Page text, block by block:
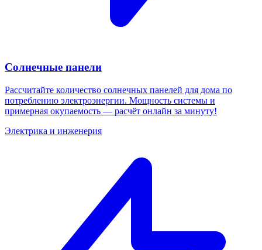
Солнечные панели
Рассчитайте количество солнечных панелей для дома по
потреблению электроэнергии. Мощность системы и
примерная окупаемость — расчёт онлайн за минуту!
Электрика и инженерия